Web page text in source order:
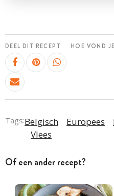
DEEL DIT RECEPT HOE VOND
Tags:Belgisch Europees
Vlees
Of een ander recept?